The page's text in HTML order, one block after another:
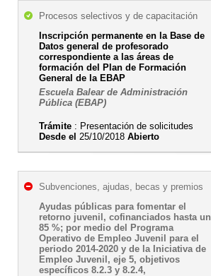
Procesos selectivos y de capacitación
Inscripción permanente en la Base de
Datos general de profesorado
correspondiente a las áreas de
formación del Plan de Formación
General de la EBAP
Escuela Balear de Administración
Pública (EBAP)
Trámite : Presentación de solicitudes
Desde el 25/10/2018 Abierto
Subvenciones, ajudas, becas y premios
Ayudas públicas para fomentar el
retorno juvenil, cofinanciados hasta un
85 %; por medio del Programa
Operativo de Empleo Juvenil para el
periodo 2014-2020 y de la Iniciativa de
Empleo Juvenil, eje 5, objetivos
específicos 8.2.3 y 8.2.4,